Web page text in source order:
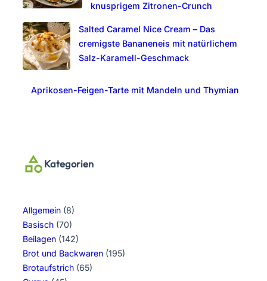
knusprigem Zitronen-Crunch
Salted Caramel Nice Cream – Das
cremigste Bananeneis mit natürlichem
Salz-Karamell-Geschmack
Aprikosen-Feigen-Tarte mit Mandeln und Thymian
Kategorien
Allgemein (8)
Basisch (70)
Beilagen (142)
Brot und Backwaren (195)
Brotaufstrich (65)